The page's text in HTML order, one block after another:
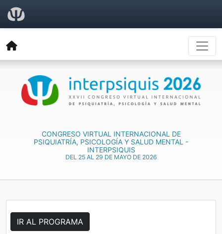
CONGRESO VIRTUAL INTERNACIONAL DE
PSIQUIATRÍA, PSICOLOGÍA Y SALUD MENTAL -
INTERPSIQUIS
DEL 25 AL 29 DE MAYO DE 2026
IR AL PROGRAMA